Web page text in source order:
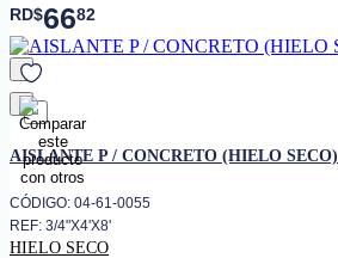
RD$6682
favorito
AISLANTE P / CONCRETO (HIELO SECO)
CÓDIGO: 04-61-0055
REF: 3/4"X4'X8'
HIELO SECO